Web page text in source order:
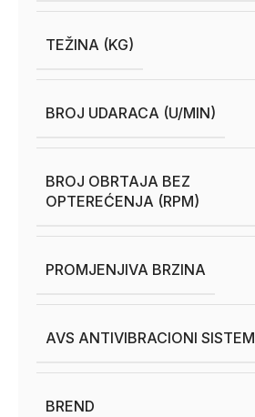
TEŽINA (KG)
BROJ UDARACA (U/MIN)
BROJ OBRTAJA BEZ
OPTEREĆENJA (RPM)
PROMJENJIVA BRZINA
AVS ANTIVIBRACIONI SISTEM
BREND